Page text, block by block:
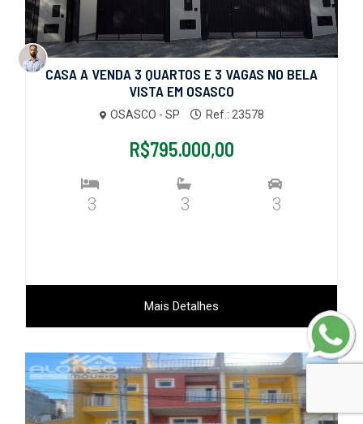
CASA A VENDA 3 QUARTOS E 3 VAGAS NO BELA
VISTA EM OSASCO
OSASCO - SP Ref.: 23578
R$795.000,00
3 3 3
Mais Detalhes